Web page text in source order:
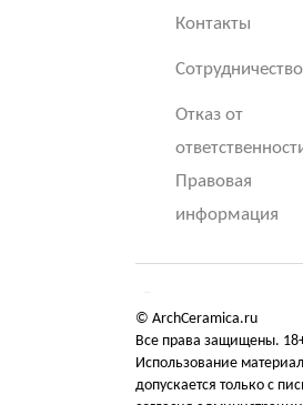
Контакты
Сотрудничество
Отказ от
Правовая
информация
© ArchCeramica.ru
Все права защищены.
Использование
допускается только с